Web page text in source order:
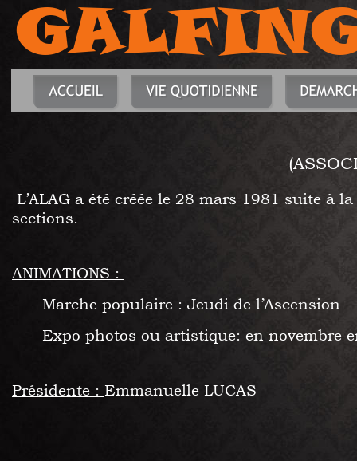
L’ALAG a été créée le 28 mars 1981 suite à la
sections.
ANIMATIONS :
Marche populaire : Jeudi de l’Ascension
Expo photos ou artistique: en novembre
Présidente : Emmanuelle LUCAS